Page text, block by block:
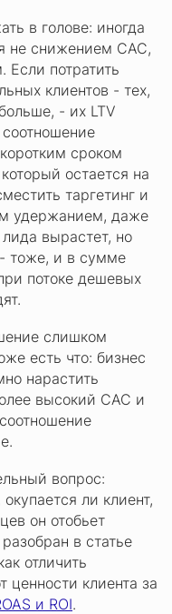
в голове: иногда
не снижением CAC,
потратить
клиентов - тех,
- их LTV
сроком
остается на
таргетинг и
удержанием, даже
вырастет, но
- тоже, и в сумме
потоке дешевых
слишком
есть что: бизнес
нарастить
высокий CAC и
вопрос:
ли клиент,
он отобьет
в статье
отличить
ценности клиента за
и ROI.